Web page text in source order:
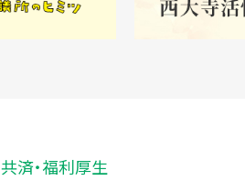
共済・福利厚生